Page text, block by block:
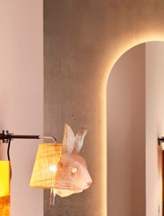
Séminaire